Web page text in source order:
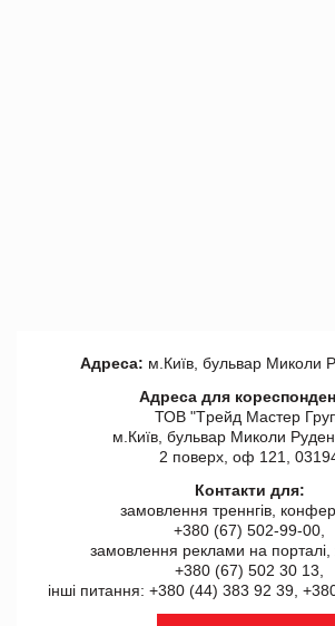
Адреса: м.Київ, бульвар Миколи
Адреса для
ТОВ "Tрейд Мастер
м.Київ, бульвар Миколи
2 поверх, оф 121,
Контакти для:
замовлення треннгів,
+380 (67) 502-99-00,
замовлення реклами на
+380 (67) 502 30 13,
інші питання: +380 (44) 383 92 39,